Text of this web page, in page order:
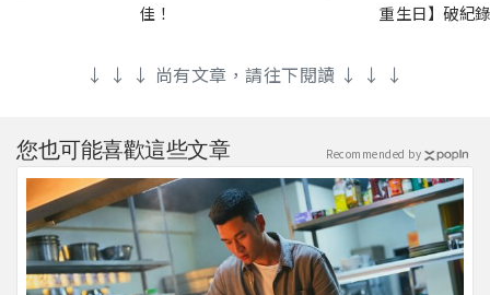
佳！
重生日】破紀
↓ ↓ ↓ 尚有文章，請往下閱讀 ↓ ↓ ↓
您也可能喜歡這些文章 Recommended by